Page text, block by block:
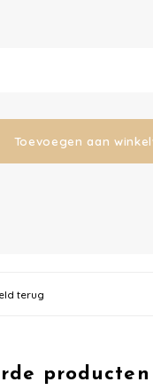
Toevoegen aan
terug
producten